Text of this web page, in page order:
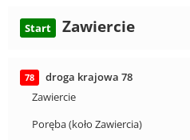
Start Zawiercie
78
droga krajowa 78
Zawiercie
Poręba (koło Zawiercia)